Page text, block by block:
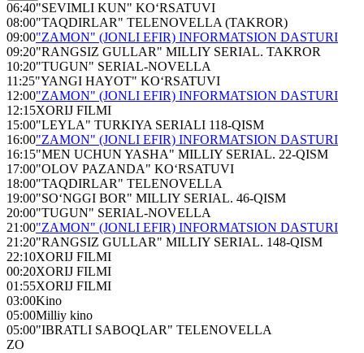
06:40"SEVIMLI KUN" KO‘RSATUVI
08:00"TAQDIRLAR" TELENOVELLA (TAKROR)
09:00"ZAMON" (JONLI EFIR) INFORMATSION DASTURI
09:20"RANGSIZ GULLAR" MILLIY SERIAL. TAKROR
10:20"TUGUN" SERIAL-NOVELLA
11:25"YANGI HAYOT" KO‘RSATUVI
12:00"ZAMON" (JONLI EFIR) INFORMATSION DASTURI
12:15XORIJ FILMI
15:00"LEYLA" TURKIYA SERIALI 118-QISM
16:00"ZAMON" (JONLI EFIR) INFORMATSION DASTURI
16:15"MEN UCHUN YASHA" MILLIY SERIAL. 22-QISM
17:00"OLOV PAZANDA" KO‘RSATUVI
18:00"TAQDIRLAR" TELENOVELLA
19:00"SO‘NGGI BOR" MILLIY SERIAL. 46-QISM
20:00"TUGUN" SERIAL-NOVELLA
21:00"ZAMON" (JONLI EFIR) INFORMATSION DASTURI
21:20"RANGSIZ GULLAR" MILLIY SERIAL. 148-QISM
22:10XORIJ FILMI
00:20XORIJ FILMI
01:55XORIJ FILMI
03:00Kino
05:00Milliy kino
05:00"IBRATLI SABOQLAR" TELENOVELLA
ZO